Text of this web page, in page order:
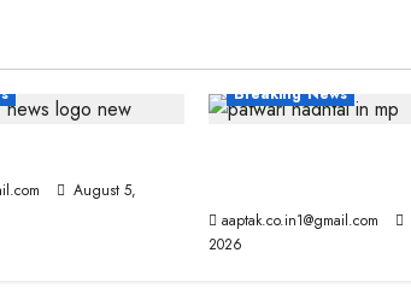
August 5,
Breaking News
aaptak.co.in1@gmail.com
2026